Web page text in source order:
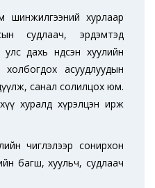
шинжилгээний хурлаар
судлаач, эрдэмтэд
дахь Үндсэн хуулийн
асуудлуудын
санал солилцох юм.
хуралд хүрэлцэн ирж
чиглэлээр сонирхон
багш, хуульч, судлаач